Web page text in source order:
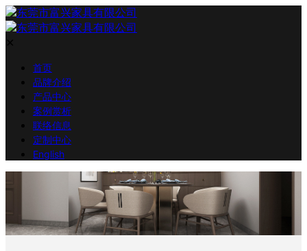
✕
首页
品牌介绍
产品中心
案例赏析
联络信息
定制中心
English